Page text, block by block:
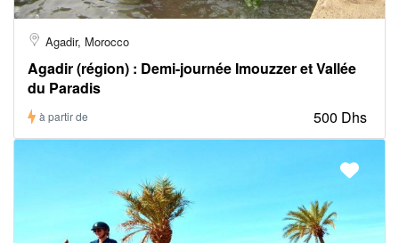
Agadir, Morocco
Agadir (région) : Demi-journée Imouzzer et Vallée
du Paradis
à partir de 500 Dhs